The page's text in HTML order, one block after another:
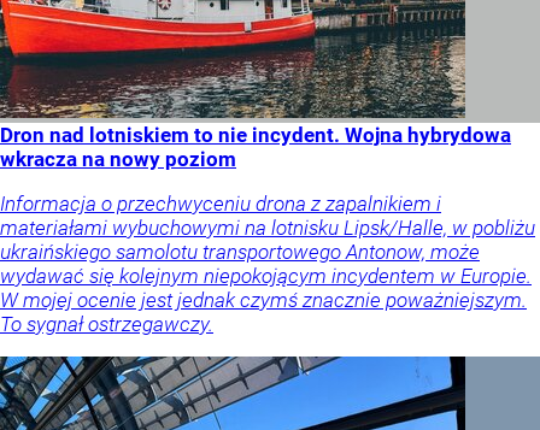
Dron nad lotniskiem to nie incydent. Wojna hybrydowa
wkracza na nowy poziom
Informacja o przechwyceniu drona z zapalnikiem i
materiałami wybuchowymi na lotnisku Lipsk/Halle, w pobliżu
ukraińskiego samolotu transportowego Antonow, może
wydawać się kolejnym niepokojącym incydentem w Europie.
W mojej ocenie jest jednak czymś znacznie poważniejszym.
To sygnał ostrzegawczy.